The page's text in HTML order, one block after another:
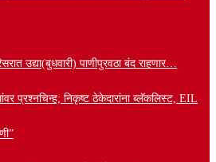
उद्या(बुधवारी) पाणीपुरवठा बंद राहणार…
प्रश्नचिन्ह; निकृष्ट ठेकेदारांना ब्लॅकलिस्ट, EIL